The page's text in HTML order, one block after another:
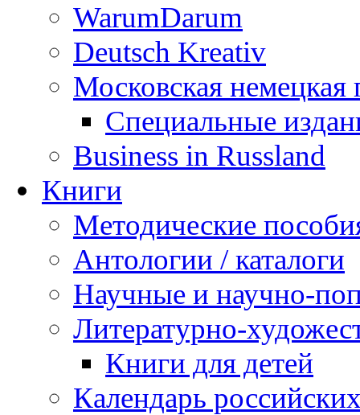
WarumDarum
Deutsch Kreativ
Московская немецкая
Специальные
Business in Russland
Книги
Методические
Антологии / каталоги
Научные и научно-
Литературно-
Книги для детей
Календарь